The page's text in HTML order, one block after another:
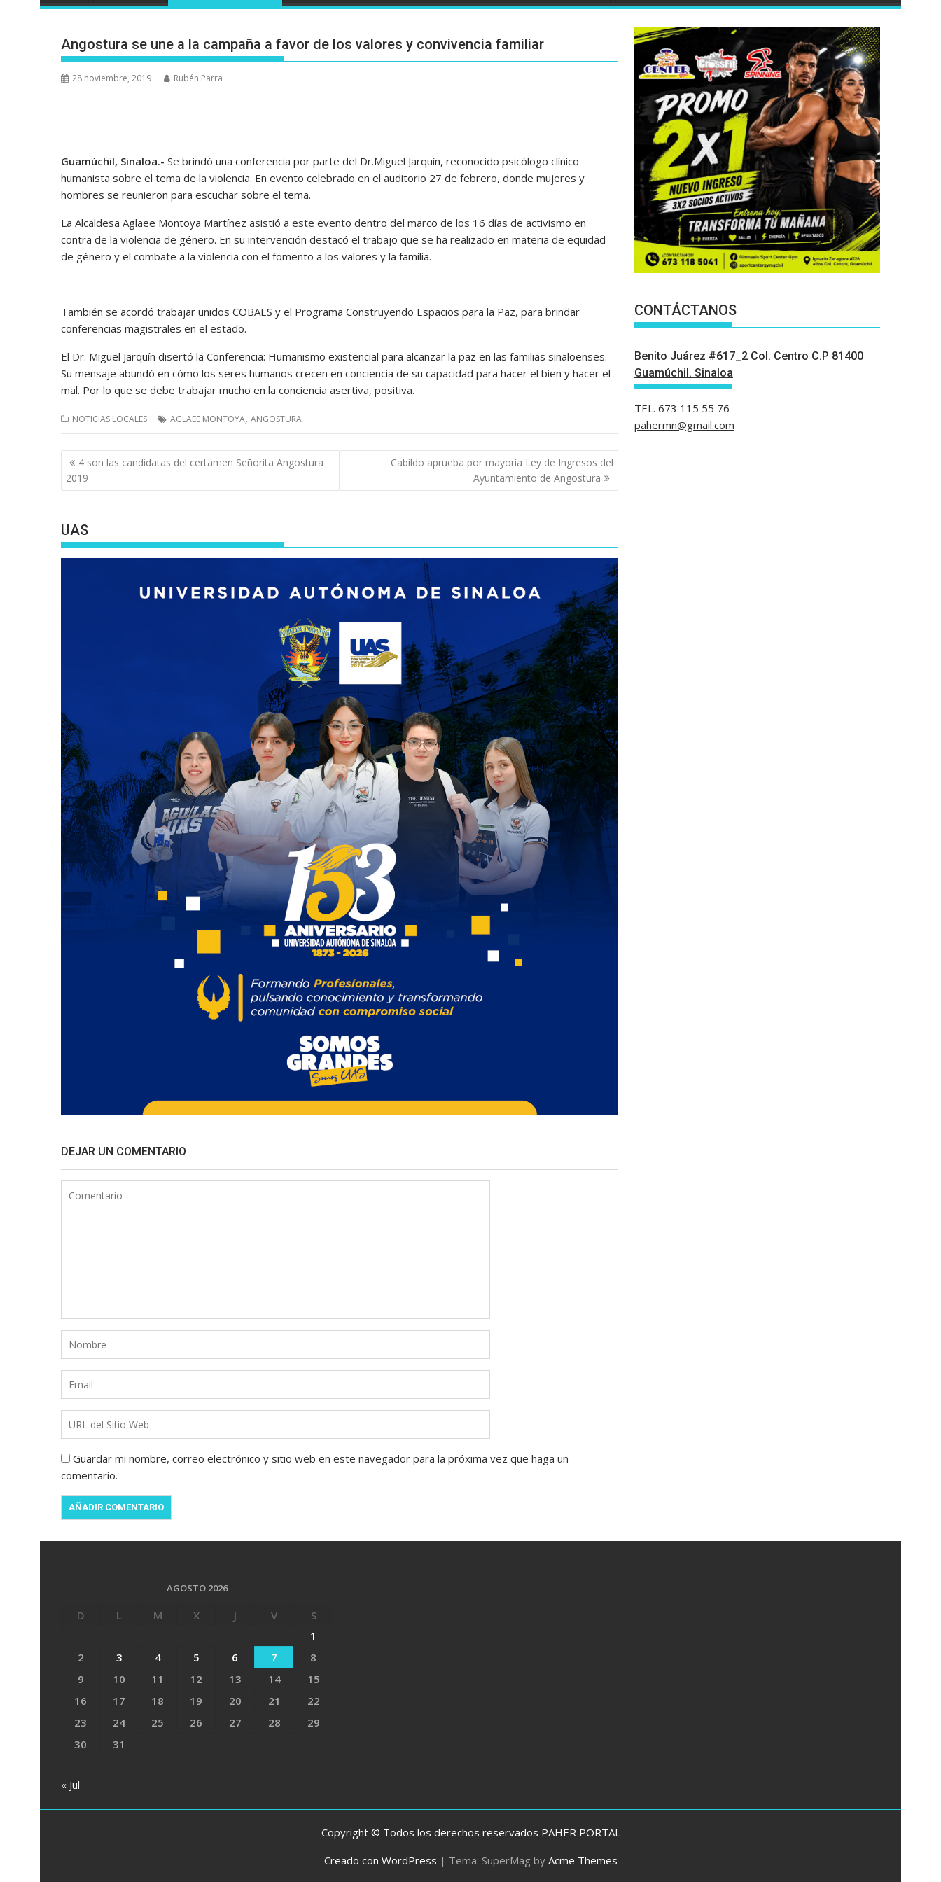
Angostura se une a la campaña a favor de los valores y convivencia familiar
28 noviembre, 2019 Rubén Parra
Guamúchil, Sinaloa.- Se brindó una conferencia por parte del Dr.Miguel Jarquín, reconocido psicólogo clínico
humanista sobre el tema de la violencia. En evento celebrado en el auditorio 27 de febrero, donde mujeres y
hombres se reunieron para escuchar sobre el tema.
La Alcaldesa Aglaee Montoya Martínez asistió a este evento dentro del marco de los 16 días de activismo en
contra de la violencia de género. En su intervención destacó el trabajo que se ha realizado en materia de equidad
de género y el combate a la violencia con el fomento a los valores y la familia.
También se acordó trabajar unidos COBAES y el Programa Construyendo Espacios para la Paz, para brindar
conferencias magistrales en el estado.
El Dr. Miguel Jarquín disertó la Conferencia: Humanismo existencial para alcanzar la paz en las familias sinaloenses.
Su mensaje abundó en cómo los seres humanos crecen en conciencia de su capacidad para hacer el bien y hacer el
mal. Por lo que se debe trabajar mucho en la conciencia asertiva, positiva.
NOTICIAS LOCALES AGLAEE MONTOYA, ANGOSTURA
Navegación
de
entradas
4 son las candidatas del certamen Señorita Angostura
2019
Cabildo aprueba por mayoría Ley de Ingresos del
Ayuntamiento de Angostura
UAS
DEJAR UN COMENTARIO
Guardar mi nombre, correo electrónico y sitio web en este navegador para la próxima vez que haga un
comentario.
CONTÁCTANOS
Benito Juárez #617_2 Col. Centro C.P 81400
Guamúchil. Sinaloa
TEL. 673 115 55 76
pahermn@gmail.com
AGOSTO 2026
D L M X J V
S
1
2
3 4 5 6 7
8
9
10 11 12 13 14
15
16
17 18 19 20 21
22
23
24 25 26 27 28
29
30
31
« Jul
Copyright © Todos los derechos reservados PAHER PORTAL
Creado con WordPress | Tema: SuperMag by Acme Themes